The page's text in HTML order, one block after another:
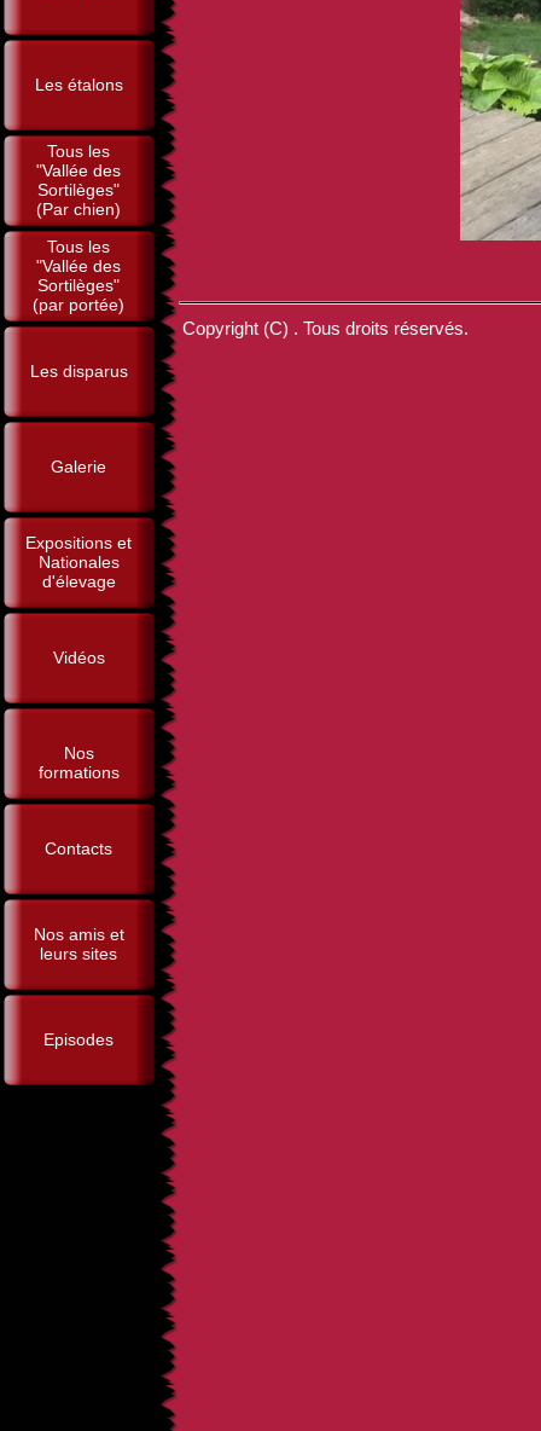
Les étalons
Tous les
"Vallée des
Sortilèges"
(Par chien)
Tous les
"Vallée des
Sortilèges"
(par portée)
Les disparus
Galerie
Expositions et
Nationales
d'élevage
Vidéos
Nos
formations
Contacts
Nos amis et
leurs sites
Episodes
Copyright (C) . Tous droits réservés.